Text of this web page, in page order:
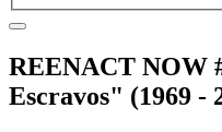
REENACT NOW
Escravos" (1969 -